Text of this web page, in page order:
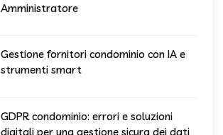
Amministratore
Gestione fornitori condominio con IA e
strumenti smart
GDPR condominio: errori e soluzioni
digitali per una gestione sicura dei dati